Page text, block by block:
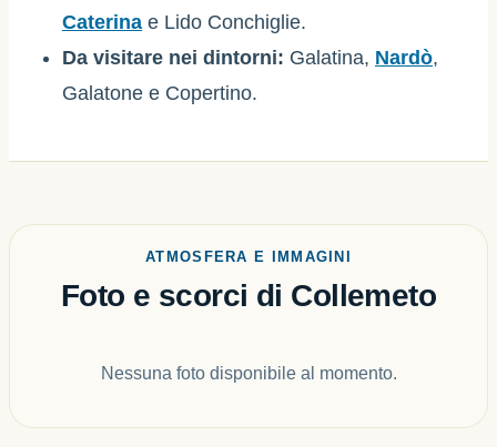
Caterina e Lido Conchiglie.
Da visitare nei dintorni: Galatina, Nardò,
Galatone e Copertino.
ATMOSFERA E IMMAGINI
Foto e scorci di Collemeto
Nessuna foto disponibile al momento.